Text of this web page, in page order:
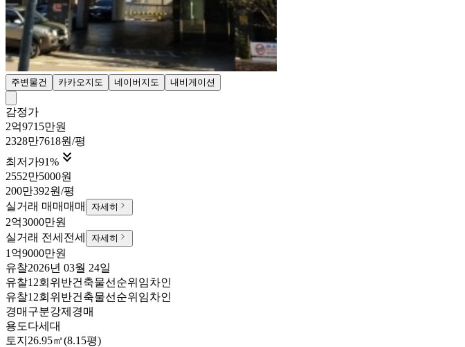
주변물건 카카오지도 네이버지도 내비게이션
감정가
2억9715만원
2328만7618원/평
최저가91% 
2552만5000원
200만392원/평
실거래 매매 매매 자세히
2억3000만원
실거래 전세 전세 자세히
1억9000만원
유찰2026년 03월 24일
유찰12회 위반건축물선순위임차인
유찰12회 위반건축물선순위임차인
경매구분강제경매
용도다세대
토지 26.95㎡(8.15평)